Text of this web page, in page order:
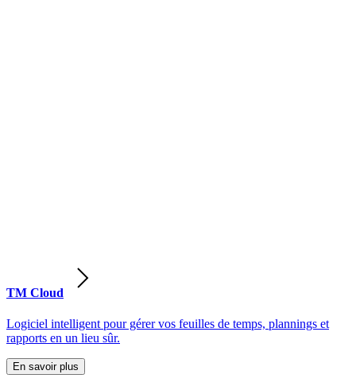
TM Cloud
Logiciel intelligent pour gérer vos feuilles de temps, plannings et
rapports en un lieu sûr.
En savoir plus